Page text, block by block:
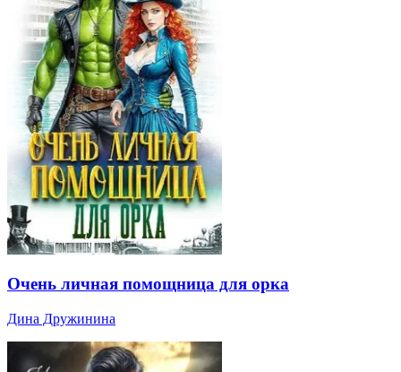
Очень личная помощница для орка
Дина Дружинина